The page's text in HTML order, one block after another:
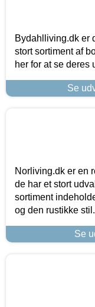
Bydahlliving.dk er
stort sortiment af
her for at se deres
Se
Norliving.dk er en
de har et stort
sortiment
og den rustikke
Se